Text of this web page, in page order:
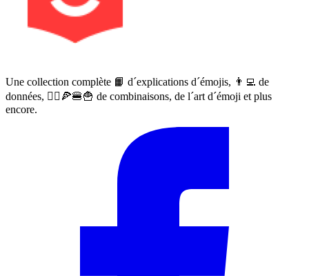
Une collection complète 📙 d´explications d´émojis, 👨‍💻 de
données, 🙅‍♀️🍕🍔🍟 de combinaisons, de l´art d´émoji et plus
encore.